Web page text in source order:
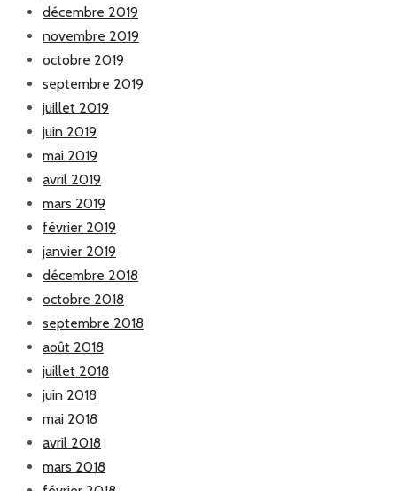
décembre 2019
novembre 2019
octobre 2019
septembre 2019
juillet 2019
juin 2019
mai 2019
avril 2019
mars 2019
février 2019
janvier 2019
décembre 2018
octobre 2018
septembre 2018
août 2018
juillet 2018
juin 2018
mai 2018
avril 2018
mars 2018